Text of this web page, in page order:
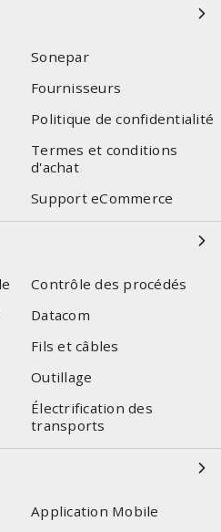
Sonepar
Fournisseurs
Politique de confidentialité
Termes et conditions
d'achat
Support eCommerce
Contrôle des procédés
Datacom
Fils et câbles
Outillage
Électrification des
transports
Application Mobile